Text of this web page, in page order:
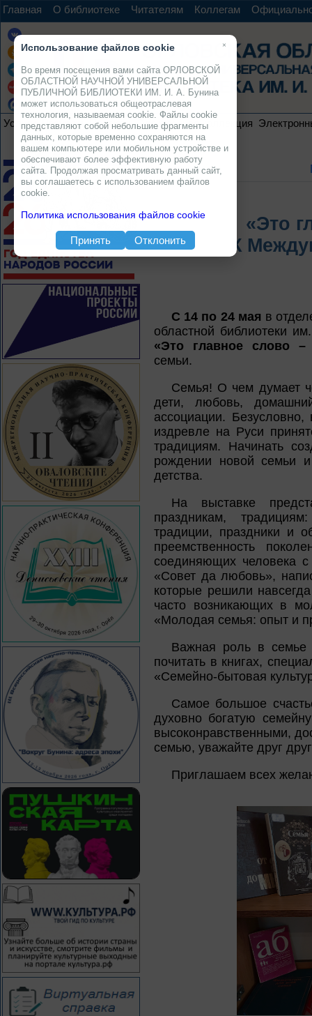
Главная О библиотеке Читателям Коллегам
Услуги Ресурсы Проекты Электронная коллекция
«Это
К
С 14 по 24 мая в
областной библиотеки
«Это главное слово –
семьи.
Семья! О чем думает
дети, любовь,
ассоциации.
издревле на Руси
традициям. Начинать
рождении новой семьи
детства.
На выставке
праздникам,
традиции, праздники и
преемственность
соединяющих человека
«Совет да любовь»,
которые решили
часто возникающих в
«Молодая семья: опыт и
Важная роль в семье
почитать в книгах,
«Семейно-бытовая
Самое большое
духовно богатую
высоконравственными,
семью, уважайте друг
Приглашаем всех
×
Использование файлов cookie
Во время посещения вами сайта ОРЛОВСКОЙ
ОБЛАСТНОЙ НАУЧНОЙ УНИВЕРСАЛЬНОЙ
ПУБЛИЧНОЙ БИБЛИОТЕКИ ИМ. И. А. Бунина
может использоваться общеотраслевая
технология, называемая cookie. Файлы cookie
представляют собой небольшие фрагменты
данных, которые временно сохраняются на
вашем компьютере или мобильном устройстве и
обеспечивают более эффективную работу
сайта. Продолжая просматривать данный сайт,
вы соглашаетесь с использованием файлов
cookie.
Политика использования файлов cookie
Принять Отклонить